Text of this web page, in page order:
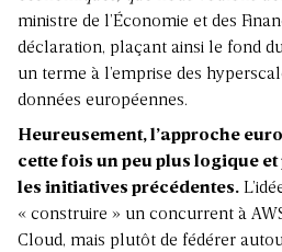
ministre de l’Économie et des
déclaration, plaçant ainsi le fond
un terme à l’emprise des
données européennes.
Heureusement, l’approche
cette fois un peu plus logique
les initiatives précédentes.
« construire » un concurrent à
Cloud, mais plutôt de fédérer